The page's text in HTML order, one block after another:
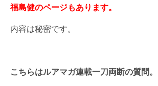
福島健のページもあります。
内容は秘密です。
こちらはルアマガ連載一刀両断の質問。